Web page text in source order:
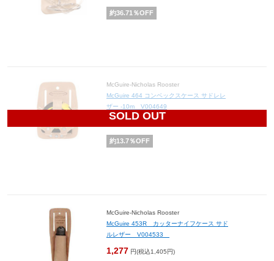
約36.71 ％OFF
SOLD OUT
McGuire-Nicholas Rooster
McGuire 464 コンベックスケース サドレレ
ザー -10m V004649
932
約13.7％OFF
McGuire-Nicholas Rooster
McGuire 453R カッターナイフケース サド
ルレザー V004533
1,277 円(税込1,405円)